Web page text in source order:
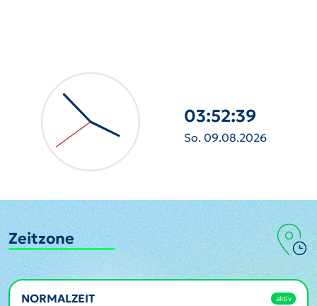
03:52:40
So. 09.08.2026
Zeitzone
NORMALZEIT aktiv